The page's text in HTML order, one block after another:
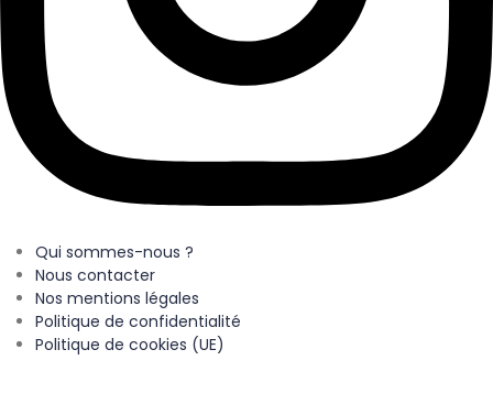
Qui sommes-nous ?
Nous contacter
Nos mentions légales
Politique de confidentialité
Politique de cookies (UE)